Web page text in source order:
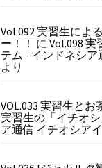
Vol.092 実習生によ
ー！！ に Vol.098
テム - インドネシ
より
VOL.033 実習生とお
実習生の「イチオ
ア通信 イチオシア